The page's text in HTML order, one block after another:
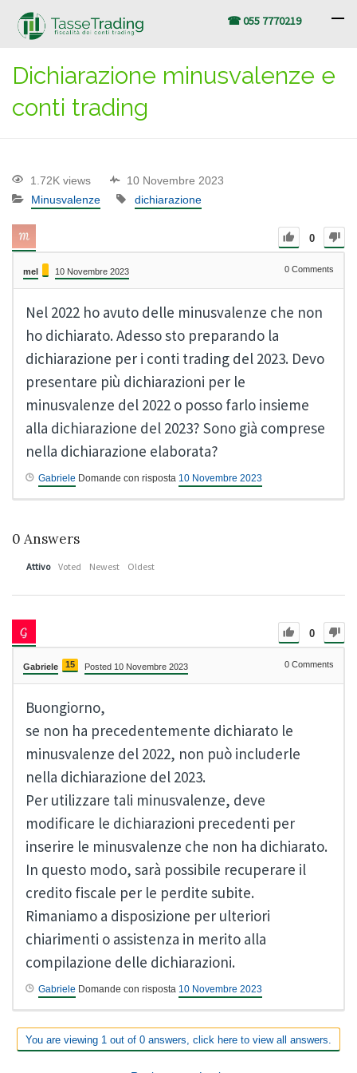
☎ 055 7770219
Dichiarazione minusvalenze e
conti trading
1.72K views
10 Novembre 2023
Minusvalenze
dichiarazione
0
mel 10 Novembre 2023 0 Comments
Nel 2022 ho avuto delle minusvalenze che non
ho dichiarato. Adesso sto preparando la
dichiarazione per i conti trading del 2023. Devo
presentare più dichiarazioni per le
minusvalenze del 2022 o posso farlo insieme
alla dichiarazione del 2023? Sono già comprese
nella dichiarazione elaborata?
Gabriele Domande con risposta 10 Novembre 2023
0 Answers
Attivo Voted Newest Oldest
0
Gabriele 15 Posted 10 Novembre 2023 0 Comments
Buongiorno,
se non ha precedentemente dichiarato le
minusvalenze del 2022, non può includerle
nella dichiarazione del 2023.
Per utilizzare tali minusvalenze, deve
modificare le dichiarazioni precedenti per
inserire le minusvalenze che non ha dichiarato.
In questo modo, sarà possibile recuperare il
credito fiscale per le perdite subite.
Rimaniamo a disposizione per ulteriori
chiarimenti o assistenza in merito alla
compilazione delle dichiarazioni.
Gabriele Domande con risposta 10 Novembre 2023
You are viewing 1 out of 0 answers, click here to view all answers.